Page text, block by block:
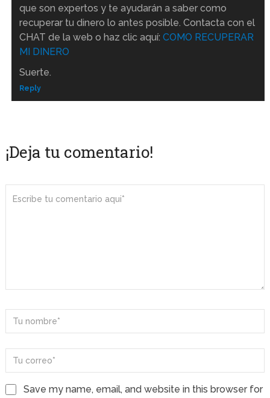
que son expertos y te ayudarán a saber como
recuperar tu dinero lo antes posible. Contacta con el
CHAT de la web o haz clic aquí: COMO RECUPERAR
MI DINERO
Suerte.
Reply
¡Deja tu comentario!
Save my name, email, and website in this browser for